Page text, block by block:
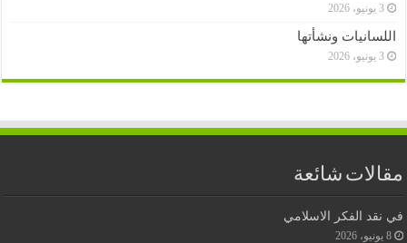
3 يونيو، 2026
اللسانيات ونشأتها
3 يونيو، 2026
مقالات شائعة
في نقد الفكر الاسلامي
8 يونيو، 2026